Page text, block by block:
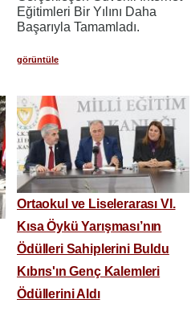
Eğitimleri Bir Yılını Daha
Başarıyla Tamamladı.
görüntüle
Ortaokul ve Liselerarası VI.
Kısa Öykü Yarışması’nın
Ödülleri Sahiplerini Buldu
Kıbrıs'ın Genç Kalemleri
Ödüllerini Aldı